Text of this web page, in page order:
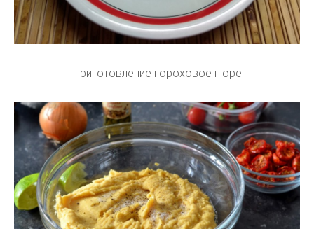
Приготовление гороховое пюре